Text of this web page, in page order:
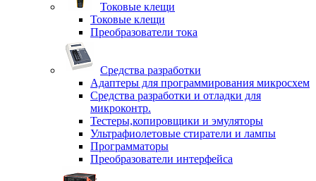
Токовые клещи
Токовые клещи
Преобразователи тока
Средства разработки
Адаптеры для программирования микросхем
Средства разработки и отладки для
микроконтр.
Тестеры,копировщики и эмуляторы
Ультрафиолетовые стиратели и лампы
Программаторы
Преобразователи интерфейса